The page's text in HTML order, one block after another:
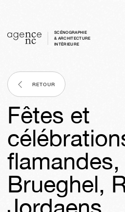
SCÉNOGRAPHIE
& ARCHITECTURE
INTÈRIEURE
RETOUR
Fêtes et
flamandes,
Brueghel,